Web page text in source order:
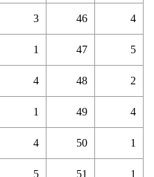
3 46 4
1 47 5
4 48 2
1 49 4
4 50 1
5 51 1